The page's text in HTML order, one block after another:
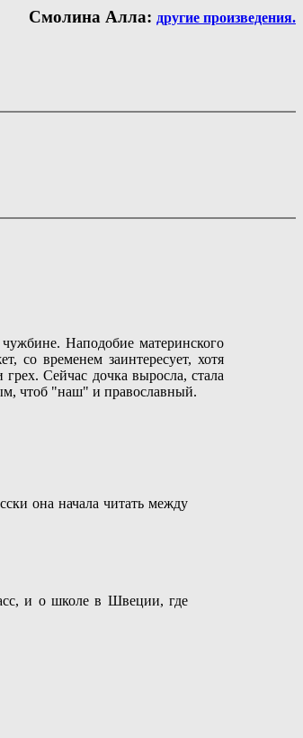
Смолина Алла: другие произведения.
Наподобие материнского
со временем заинтересует, хотя
Сейчас дочка выросла, стала
чтоб "наш" и православный.
она начала читать между
и о школе в Швеции, где